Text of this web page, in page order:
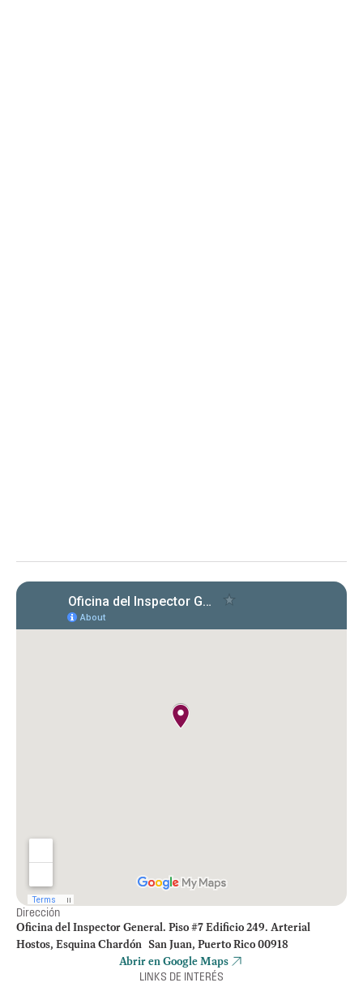
administrativo.
Dirección
Oficina del Inspector General. Piso #7 Edificio 249. Arterial
Hostos, Esquina Chardón San Juan, Puerto Rico 00918
Abrir en Google Maps
LINKS DE INTERÉS